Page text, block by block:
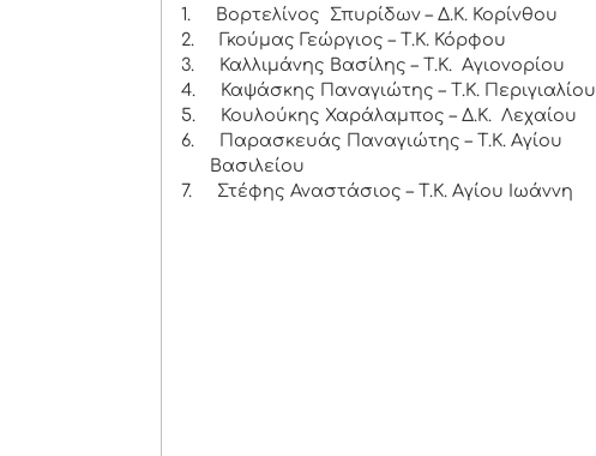
1.
Βορτελίνος Σπυρίδων – Δ.Κ. Κορίνθου
2.
Γκούμας Γεώργιος – Τ.Κ. Κόρφου
3.
Καλλιμάνης Βασίλης – Τ.Κ. Αγιονορίου
4.
Καψάσκης Παναγιώτης – Τ.Κ. Περιγιαλίου
5.
Κουλούκης Χαράλαμπος – Δ.Κ. Λεχαίου
6.
Παρασκευάς Παναγιώτης – Τ.Κ. Αγίου
Βασιλείου
7.
Στέφης Αναστάσιος – Τ.Κ. Αγίου Ιωάννη